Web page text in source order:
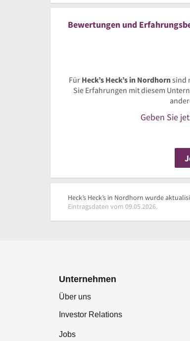
Bewertungen und
Für Heck’s Heck’s in Nordhornsind
Sie Erfahrungen mit diesem
Geben Sie
Heck’s Heck’s in Nordhorn wurde
Eintragsdaten vom 09.05.2026.
Unternehmen
Über uns
Investor Relations
Jobs